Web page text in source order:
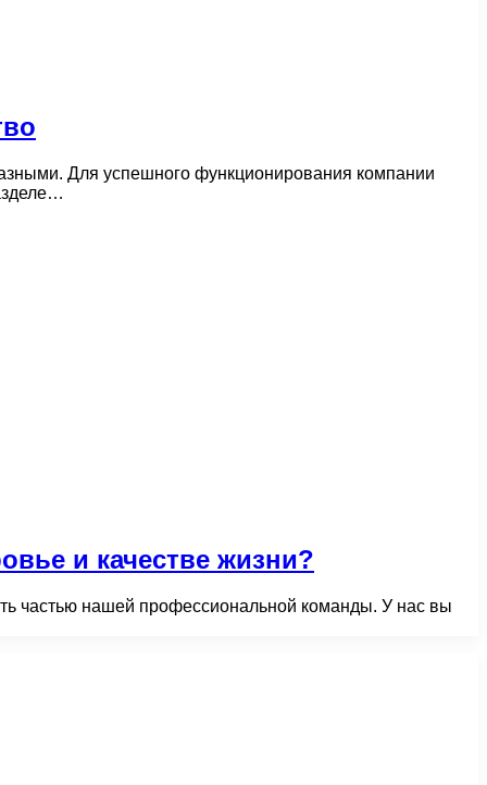
Для успешного функционирования компании
и качестве жизни?
частью нашей профессиональной команды. У нас вы